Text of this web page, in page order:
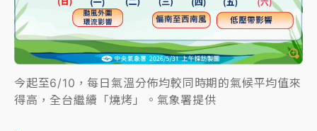
今起至6/10，每日氣溫分佈均較同時期的氣候平均值來
得高，全台繼續「燒烤」。氣象署提供